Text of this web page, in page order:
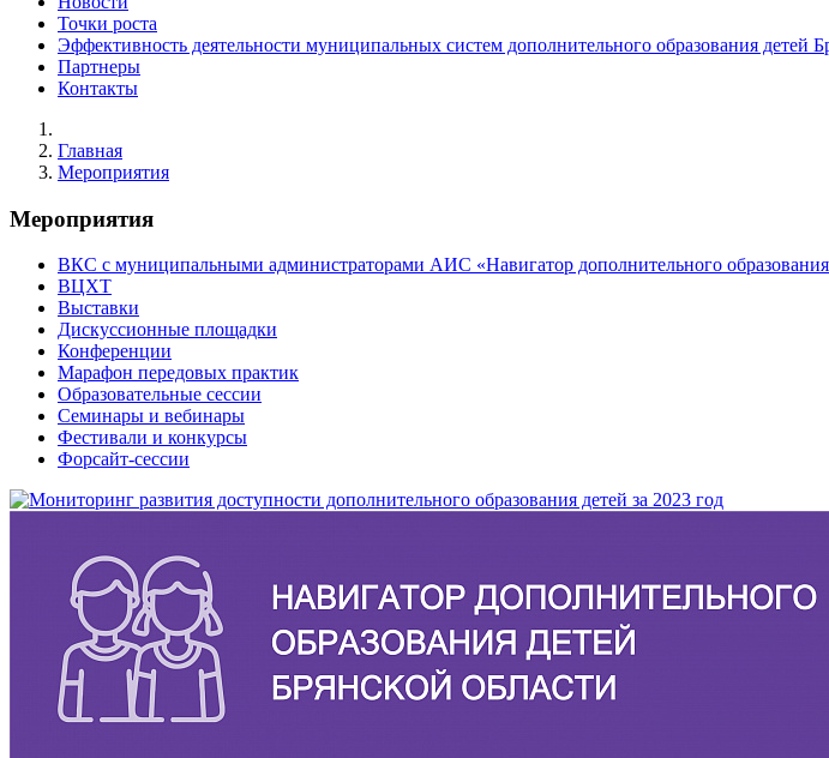
Точки роста
Эффективность деятельности муниципальных систем дополнительного образования детей
Партнеры
Контакты
Главная
Мероприятия
Мероприятия
ВКС с муниципальными администраторами АИС «Навигатор дополнительного образования
ВЦХТ
Выставки
Дискуссионные площадки
Конференции
Марафон передовых практик
Образовательные сессии
Семинары и вебинары
Фестивали и конкурсы
Форсайт-сессии